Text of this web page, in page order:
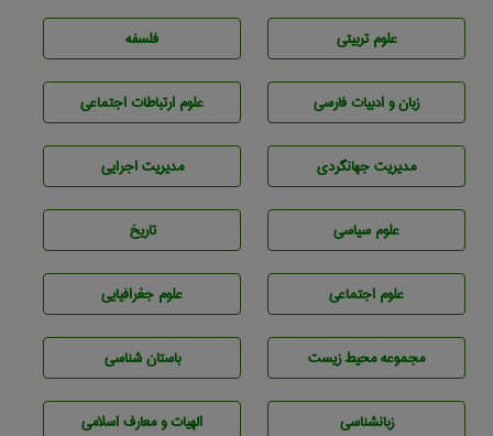
علوم تربيتی فلسفه
زبان و ادبيات فارسی علوم ارتباطات اجتماعی
مديريت جهانگردی مديريت اجرايی
علوم سياسی تاريخ
علوم اجتماعی علوم جغرافيايی
مجموعه محيط زيست باستان شناسی
زبانشناسی الهیات و معارف اسلامی